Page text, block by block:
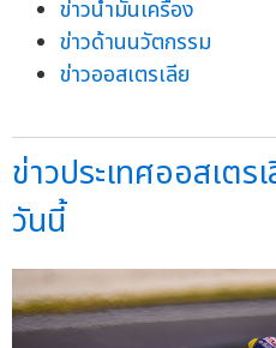
ข่าวน้ำมันเครื่อง
ข่าวด้านนวัตกรรม
ข่าวออสเตรเลีย
ข่าวประเทศออสเต
วันนี้